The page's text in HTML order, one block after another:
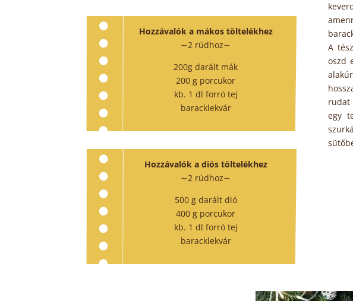
Hozzávalók a mákos töltelékhez
∼2 rúdhoz∼
200g darált mák
200 g porcukor
kb. 1 dl forró tej
baracklekvár
Hozzávalók a diós töltelékhez
∼2 rúdhoz∼
500 g darált dió
400 g porcukor
kb. 1 dl forró tej
baracklekvár
A
oszd
rudat
egy